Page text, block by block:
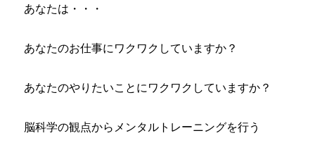
あなたは・・・
あなたのお仕事にワクワクしていますか？
あなたのやりたいことにワクワクしていますか？
脳科学の観点からメンタルトレーニングを行う